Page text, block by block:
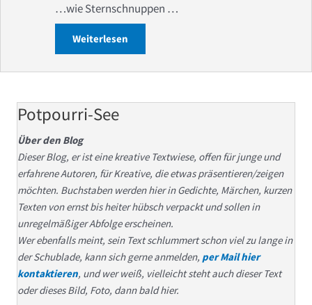
…wie Sternschnuppen …
Weiterlesen
Potpourri-See
Über den Blog
Dieser Blog, er ist eine kreative Textwiese, offen für junge und
erfahrene Autoren, für Kreative, die etwas präsentieren/zeigen
möchten. Buchstaben werden hier in Gedichte, Märchen, kurzen
Texten von ernst bis heiter hübsch verpackt und sollen in
unregelmäßiger Abfolge erscheinen.
Wer ebenfalls meint, sein Text schlummert schon viel zu lange in
der Schublade, kann sich gerne anmelden, per Mail hier
kontaktieren, und wer weiß, vielleicht steht auch dieser Text
oder dieses Bild, Foto, dann bald hier.